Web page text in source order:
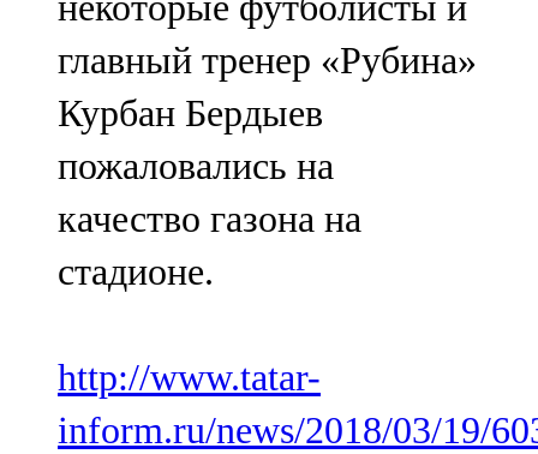
главный тренер «Рубина»
Курбан Бердыев
пожаловались на
качество газона на
стадионе.
http://www.tatar-
inform.ru/news/2018/03/19/